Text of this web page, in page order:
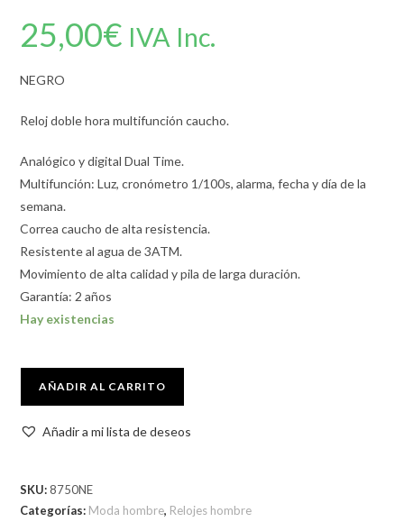
25,00€ IVA Inc.
NEGRO
Reloj doble hora multifunción caucho.
Analógico y digital Dual Time.
Multifunción: Luz, cronómetro 1/100s, alarma, fecha y día de la
semana.
Correa caucho de alta resistencia.
Resistente al agua de 3ATM.
Movimiento de alta calidad y pila de larga duración.
Garantía: 2 años
Hay existencias
AÑADIR AL CARRITO
Añadir a mi lista de deseos
SKU:8750NE
Categorías: Moda hombre, Relojes hombre